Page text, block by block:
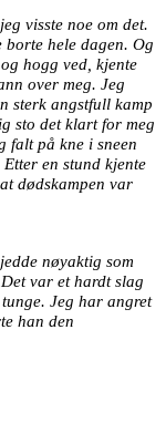
visste noe om det.
hele dagen. Og
hogg ved, kjente
over meg. Jeg
sterk angstfull kamp
sto det klart for meg
falt på kne i sneen
en stund kjente
dødskampen var
nøyaktig som
var et hardt slag
Jeg har angret
han den